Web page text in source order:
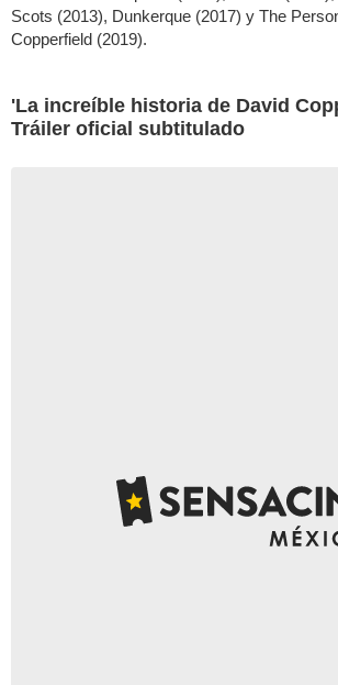
Scots (2013), Dunkerque (2017) y The
Copperfield (2019).
'La increíble historia de David
Tráiler oficial subtitulado